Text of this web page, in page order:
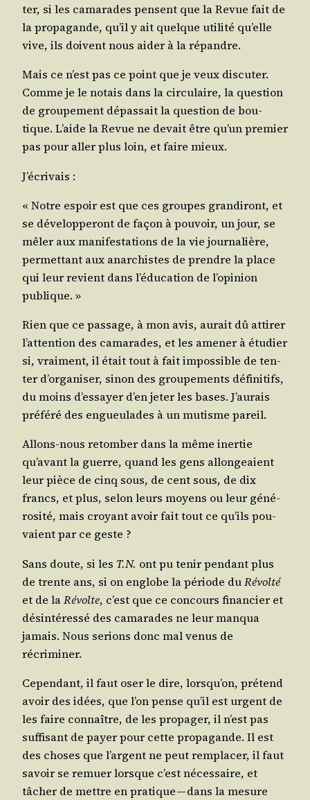
ter, si les cama­rades pensent que la Revue fait de
la pro­pa­gande, qu’il y ait quelque uti­li­té qu’elle
vive, ils doivent nous aider à la répandre.
Mais ce n’est pas ce point que je veux dis­cu­ter.
Comme je le notais dans la cir­cu­laire, la ques­tion
de grou­pe­ment dépas­sait la ques­tion de bou­
tique. L’aide la Revue ne devait être qu’un pre­mier
pas pour aller plus loin, et faire mieux.
J’écrivais :
« Notre espoir est que ces groupes gran­di­ront, et
se déve­lop­pe­ront de façon à pou­voir, un jour, se
mêler aux mani­fes­ta­tions de la vie jour­na­lière,
per­met­tant aux anar­chistes de prendre la place
qui leur revient dans l’éducation de l’opinion
publique. »
Rien que ce pas­sage, à mon avis, aurait dû atti­rer
l’attention des cama­rades, et les ame­ner à étu­dier
si, vrai­ment, il était tout à fait impos­sible de ten­
ter d’organiser, sinon des grou­pe­ments défi­ni­tifs,
du moins d’essayer d’en jeter les bases. J’aurais
pré­fé­ré des engueu­lades à un mutisme pareil.
Allons-nous retom­ber dans la même iner­tie
qu’avant la guerre, quand les gens allon­geaient
leur pièce de cinq sous, de cent sous, de dix
francs, et plus, selon leurs moyens ou leur géné­
ro­si­té, mais croyant avoir fait tout ce qu’ils pou­
vaient par ce geste ?
Sans doute, si les T.N. ont pu tenir pen­dant plus
de trente ans, si on englobe la période duRévol­té
et de laRévolte, c’est que ce concours finan­cier et
dés­in­té­res­sé des cama­rades ne leur man­qua
jamais. Nous serions donc mal venus de
récriminer.
Cepen­dant, il faut oser le dire, lorsqu’on, pré­tend
avoir des idées, que l’on pense qu’il est urgent de
les faire connaître, de les pro­pa­ger, il n’est pas
suf­fi­sant de payer pour cette pro­pa­gande. Il est
des choses que l’argent ne peut rem­pla­cer, il faut
savoir se remuer lorsque c’est néces­saire, et
tâcher de mettre en pra­tique — dans la mesure